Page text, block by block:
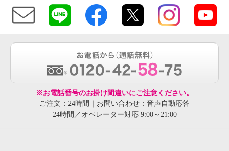
※お電話番号のお掛け間違いにご注意ください。
ご注文：24時間｜お問い合わせ：音声自動応答
24時間／オペレーター対応 9:00～21:00